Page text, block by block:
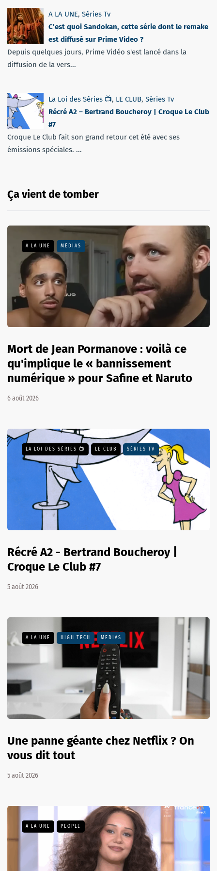
A LA UNE, Séries Tv
C’est quoi Sandokan, cette série dont le remake
est diffusé sur Prime Video ?
Depuis quelques jours, Prime Vidéo s'est lancé dans la
diffusion de la vers...
La Loi des Séries 📺, LE CLUB, Séries Tv
Récré A2 – Bertrand Boucheroy | Croque Le Club
#7
Croque Le Club fait son grand retour cet été avec ses
émissions spéciales. ...
Ça vient de tomber
A LA UNE MÉDIAS
Mort de Jean Pormanove : voilà ce
qu'implique le « bannissement
numérique » pour Safine et Naruto
6 août 2026
LA LOI DES SÉRIES 📺 LE CLUB SÉRIES TV
Récré A2 - Bertrand Boucheroy |
Croque Le Club #7
5 août 2026
A LA UNE HIGH TECH MÉDIAS
Une panne géante chez Netflix ? On
vous dit tout
5 août 2026
A LA UNE PEOPLE